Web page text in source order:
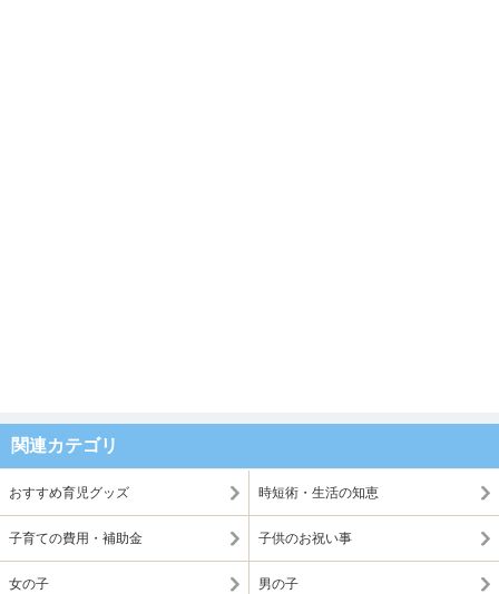
関連カテゴリ
おすすめ育児グッズ 時短術・生活の知恵
子育ての費用・補助金 子供のお祝い事
女の子 男の子